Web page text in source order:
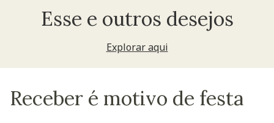
Esse e outros desejos
Explorar aqui
Receber é motivo de festa